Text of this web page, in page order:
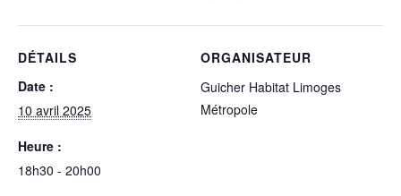
DÉTAILS
Date :
10 avril 2025
Heure :
18h30 - 20h00
ORGANISATEUR
Guicher Habitat Limoges
Métropole